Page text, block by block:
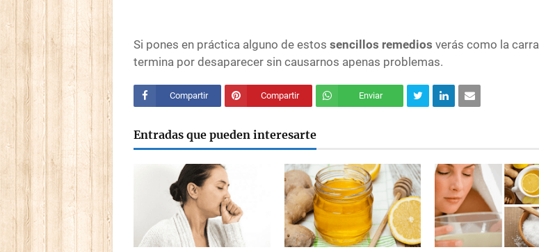
Si pones en práctica alguno de estos sencillos remedios verás como la
termina por desaparecer sin causarnos apenas problemas.
Compartir Compartir Enviar
Entradas que pueden interesarte